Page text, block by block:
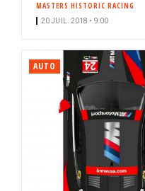
MASTERS HISTORIC RACING
20 JUIL. 2018 • 9:00
AUTO